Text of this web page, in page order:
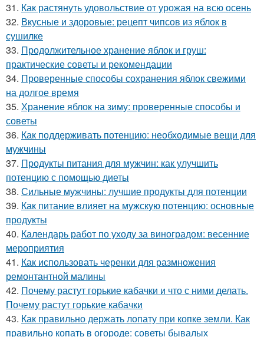
31. Как растянуть удовольствие от урожая на всю осень
32. Вкусные и здоровые: рецепт чипсов из яблок в
сушилке
33. Продолжительное хранение яблок и груш:
практические советы и рекомендации
34. Проверенные способы сохранения яблок свежими
на долгое время
35. Хранение яблок на зиму: проверенные способы и
советы
36. Как поддерживать потенцию: необходимые вещи для
мужчины
37. Продукты питания для мужчин: как улучшить
потенцию с помощью диеты
38. Сильные мужчины: лучшие продукты для потенции
39. Как питание влияет на мужскую потенцию: основные
продукты
40. Календарь работ по уходу за виноградом: весенние
мероприятия
41. Как использовать черенки для размножения
ремонтантной малины
42. Почему растут горькие кабачки и что с ними делать.
Почему растут горькие кабачки
43. Как правильно держать лопату при копке земли. Как
правильно копать в огороде: советы бывалых